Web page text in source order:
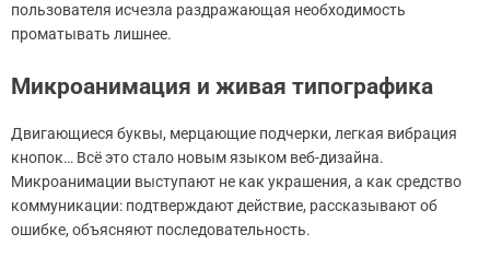
пользователя исчезла раздражающая необходимость
проматывать лишнее.
Микроанимация и живая типографика
Двигающиеся буквы, мерцающие подчерки, легкая вибрация
кнопок… Всё это стало новым языком веб-дизайна.
Микроанимации выступают не как украшения, а как средство
коммуникации: подтверждают действие, рассказывают об
ошибке, объясняют последовательность.